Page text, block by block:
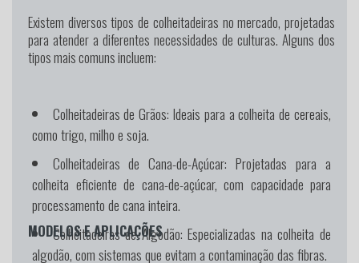
Existem diversos tipos de colheitadeiras no mercado, projetadas
para atender a diferentes necessidades de culturas. Alguns dos
tipos mais comuns incluem:
Colheitadeiras de Grãos: Ideais para a colheita de cereais,
como trigo, milho e soja.
Colheitadeiras de Cana-de-Açúcar: Projetadas para a
colheita eficiente de cana-de-açúcar, com capacidade para
processamento de cana inteira.
Colheitadeiras de Algodão: Especializadas na colheita de
algodão, com sistemas que evitam a contaminação das fibras.
MODELOS E APLICAÇÕES